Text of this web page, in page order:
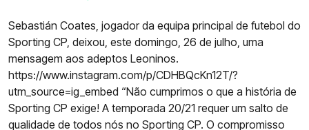
Sebastián Coates, jogador da equipa principal de futebol do
Sporting CP, deixou, este domingo, 26 de julho, uma
mensagem aos adeptos Leoninos.
https://www.instagram.com/p/CDHBQcKn12T/?
utm_source=ig_embed “Não cumprimos o que a história de
Sporting CP exige! A temporada 20/21 requer um salto de
qualidade de todos nós no Sporting CP. O compromisso